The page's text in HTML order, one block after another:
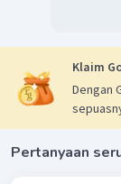
Klaim
Dengan
Pertanyaan